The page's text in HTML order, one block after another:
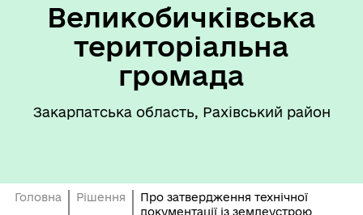
Великобичківська
територіальна
громада
Закарпатська область, Рахівський район
Головна Рішення
Про затвердження технічної
документації із землеустрою